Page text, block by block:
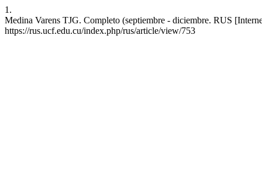
1.
Medina Varens TJG. Completo (septiembre - diciembre. RUS
https://rus.ucf.edu.cu/index.php/rus/article/view/753